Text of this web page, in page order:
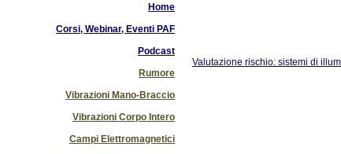
Home
Corsi, Webinar, Eventi PAF
Podcast
Rumore
Vibrazioni Mano-Braccio
Vibrazioni Corpo Intero
Campi Elettromagnetici
Valutazione rischio: sistemi di